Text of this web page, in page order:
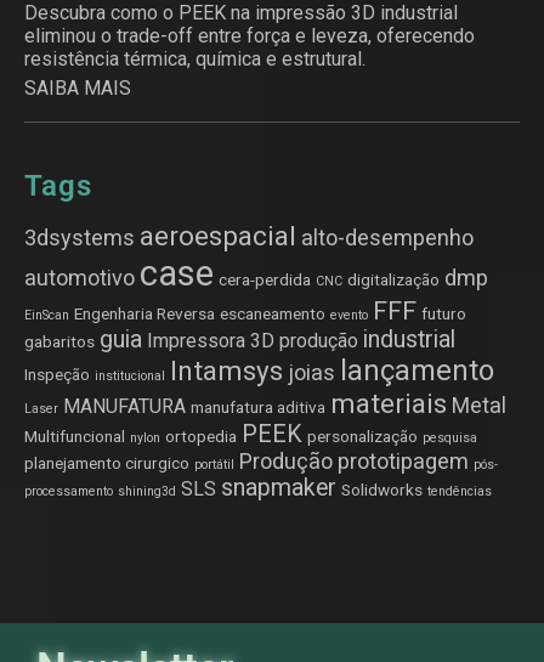
Descubra como o PEEK na impressão 3D industrial
eliminou o trade-off entre força e leveza, oferecendo
resistência térmica, química e estrutural.
SAIBA MAIS
Tags
3dsystems aeroespacial alto-desempenho
automotivo case cera-perdida CNC digitalização dmp
EinScan Engenharia Reversa escaneamento evento FFF futuro
gabaritos guia Impressora 3D produção industrial
Inspeção institucional Intamsys joias lançamento
Laser MANUFATURA manufatura aditiva materiais Metal
Multifuncional nylon ortopedia PEEK personalização pesquisa
planejamento cirurgico portátil Produção prototipagem pós-
processamento shining3d SLS snapmaker Solidworks tendências